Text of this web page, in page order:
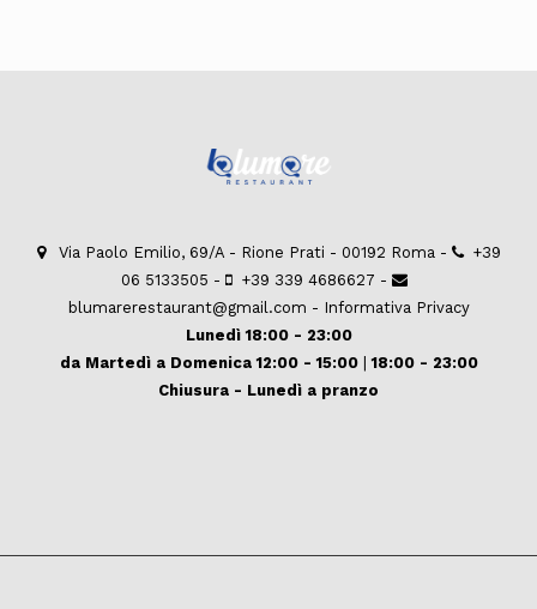
Via Paolo Emilio, 69/A - Rione Prati - 00192 Roma -
+39
06 5133505 - +39 339 4686627 -
blumarerestaurant@gmail.com - Informativa Privacy
Lunedì 18:00 - 23:00
da Martedì a Domenica 12:00 - 15:00|18:00 - 23:00
Chiusura - Lunedì a pranzo